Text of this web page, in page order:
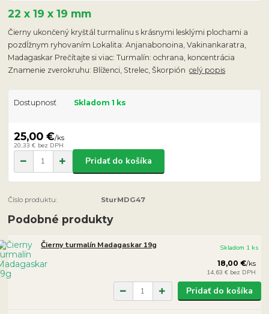
22 x 19 x 19 mm
Čierny ukončený kryštál turmalínu s krásnymi lesklými plochami a
pozdĺžnym ryhovaním Lokalita: Anjanabonoina, Vakinankaratra,
Madagaskar Prečítajte si viac: Turmalín: ochrana, koncentrácia
Znamenie zverokruhu: Blíženci, Strelec, Škorpióncelý popis
Dostupnosť Skladom 1 ks
25,00 €/ks
20,33 € bez DPH
Pridať do košíka
Číslo produktu: SturMDG47
Podobné produkty
Čierny turmalín Madagaskar 19g
18,00 €/ks
14,63 € bez DPH
Skladom 1 ks
Pridať do košíka